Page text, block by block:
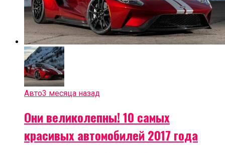
Авто3 месяца назад
Они великолепны! 10 самых
красивых автомобилей 2017 года